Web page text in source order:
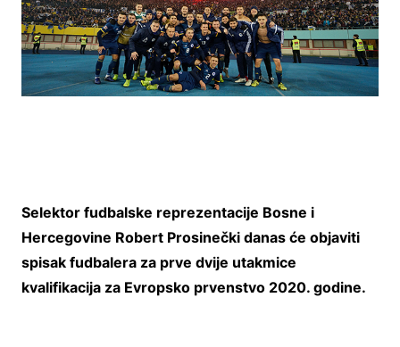
Selektor fudbalske reprezentacije Bosne i
Hercegovine Robert Prosinečki danas će objaviti
spisak fudbalera za prve dvije utakmice
kvalifikacija za Evropsko prvenstvo 2020. godine.